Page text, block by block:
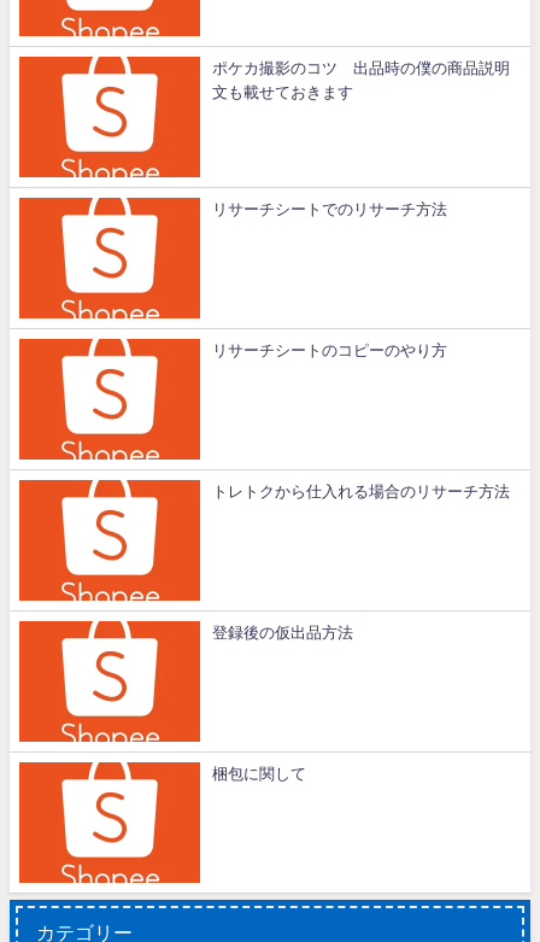
ポケカ撮影のコツ 出品時の僕の商品説明
文も載せておきます
リサーチシートでのリサーチ方法
リサーチシートのコピーのやり方
トレトクから仕入れる場合のリサーチ方法
登録後の仮出品方法
梱包に関して
カテゴリー